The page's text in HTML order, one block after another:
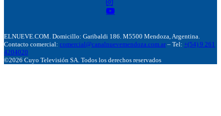
ELNUEVE.COM. Domicillo: Garibaldi 186. M5500 Mendoza, Argentina.
Contacto comercial: comercial@canalnuevemendoza.com.ar – Tel: +(54) 9 261
4204020
©2026 Cuyo Televisión SA. Todos los derechos reservados